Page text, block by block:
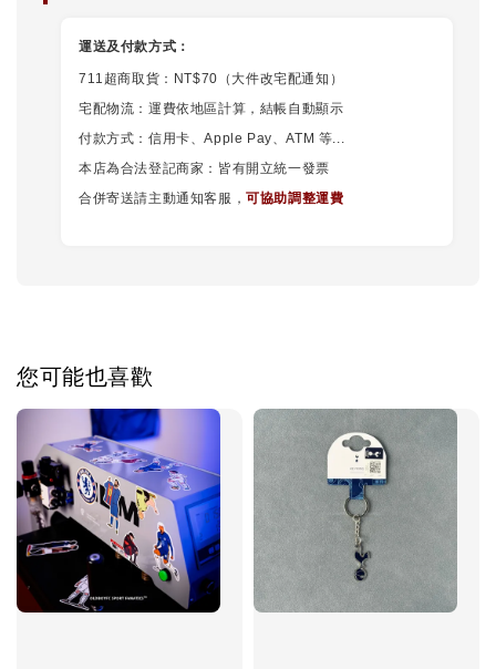
運送及付款方式：
711超商取貨：NT$70（大件改宅配通知）
宅配物流：運費依地區計算，結帳自動顯示
付款方式：信用卡、Apple Pay、ATM 等...
本店為合法登記商家：皆有開立統一發票
合併寄送請主動通知客服，可協助調整運費
您可能也喜歡